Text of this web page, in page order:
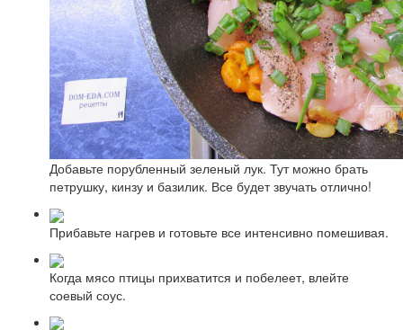
Добавьте порубленный зеленый лук. Тут можно брать
петрушку, кинзу и базилик. Все будет звучать отлично!
Прибавьте нагрев и готовьте все интенсивно помешивая.
Когда мясо птицы прихватится и побелеет, влейте
соевый соус.